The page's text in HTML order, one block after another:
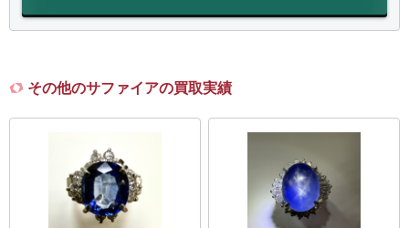
その他のサファイアの買取実績